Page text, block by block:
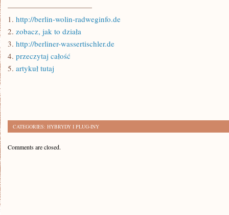
———————————
1. http://berlin-wolin-radweginfo.de
2. zobacz, jak to działa
3. http://berliner-wassertischler.de
4. przeczytaj całość
5. artykuł tutaj
CATEGORIES: HYBRYDY I PLUG-INY
Comments are closed.